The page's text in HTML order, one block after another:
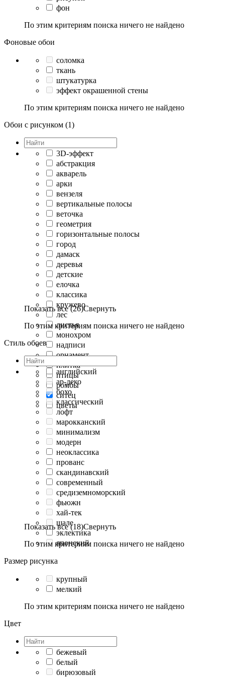
фон
По этим критериям поиска ничего не найдено
Фоновые обои
соломка
ткань
штукатурка
эффект окрашенной стены
По этим критериям поиска ничего не найдено
Обои с рисунком (1)
3D-эффект
абстракция
акварель
арки
вензеля
вертикальные полосы
веточка
геометрия
горизонтальные полосы
город
дамаск
деревья
детские
елочка
классика
кружево
лес
листья
монохром
надписи
орнамент
плитка
птицы
ромбы
ситец
цветы
Показать все (26)Свернуть
По этим критериям поиска ничего не найдено
Стиль обоев
английский
ар-деко
бохо
классический
лофт
марокканский
минимализм
модерн
неоклассика
прованс
скандинавский
современный
средиземноморский
фьюжн
хай-тек
шале
эклектика
японский
Показать все (18)Свернуть
По этим критериям поиска ничего не найдено
Размер рисунка
крупный
мелкий
По этим критериям поиска ничего не найдено
Цвет
бежевый
белый
бирюзовый